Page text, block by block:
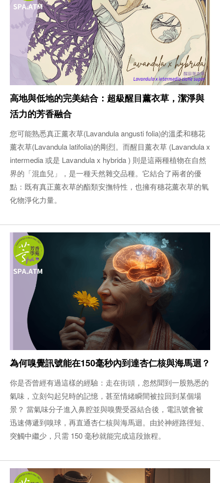
高地與低地的完美結合：超級醒目薰衣草，潔淨與
活力的芳香融合
您可能熟悉真正薰衣草(Lavandula angusti folia)的溫柔和穗花
薰衣草(Lavandula latifolia)的剛烈。而醒目薰衣草 (Lavandula x
intermedia 或是 Lavandula x hybrida ) 則是這兩種植物在自然
界的「混血兒」，是一種天然雜交品種。它結合了兩者的優
點：既有真正薰衣草的酯類安撫特性，也擁有穗花薰衣草的氧
化物淨化力量。
為何嗅覺訊號能在150毫秒內到達杏仁核與海馬迴？
你是否曾經有過這樣的經驗：走在街頭，忽然聞到一股熟悉的
氣味，立刻勾起兒時的記憶，甚至情緒瞬間被拉回到某個場
景？ 當氣味分子進入鼻腔並與嗅覺受器結合後，電訊號會被
迅速傳遞到嗅球，再直通杏仁核與海馬迴。由於神經路徑短、
突觸中繼少，只需 150 毫秒就能完成這段旅程。